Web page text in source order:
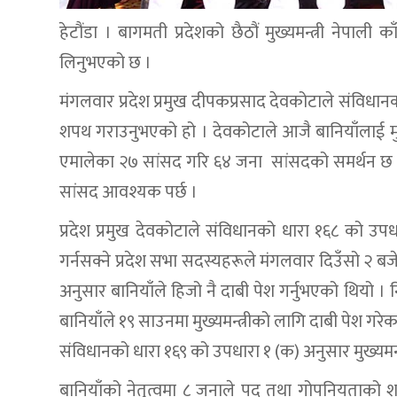
हेटौंडा । बागमती प्रदेशको छैठौं मुख्यमन्त्री
लिनुभएको छ ।
मंगलवार प्रदेश प्रमुख दीपकप्रसाद देवकोटाले
शपथ गराउनुभएको हो । देवकोटाले आजै बानियाँलाई
एमालेका २७ सांसद गरि ६४ जना सांसदको समर्थन
सांसद आवश्यक पर्छ ।
प्रदेश प्रमुख देवकोटाले संविधानको धारा १६८ को
गर्नसक्ने प्रदेश सभा सदस्यहरूले मंगलवार दिउँसो २
अनुसार बानियाँले हिजो नै दाबी पेश गर्नुभएको थियो ।
बानियाँले १९ साउनमा मुख्यमन्त्रीको लागि दाबी पेश
संविधानको धारा १६९ को उपधारा १ (क) अनुसार